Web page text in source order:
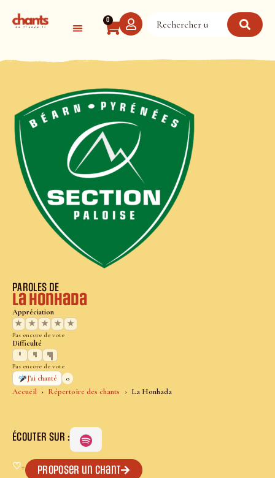
0
Accueil Répertoire des chants La Honhada
PAROLES DE
La Honhada
Appréciation
★
★ ★ ★ ★
Pas encore de vote
Difficulté
Pas encore de vote
J’ai chanté
0
ÉCOUTER SUR :
♡+ Proposer un chant